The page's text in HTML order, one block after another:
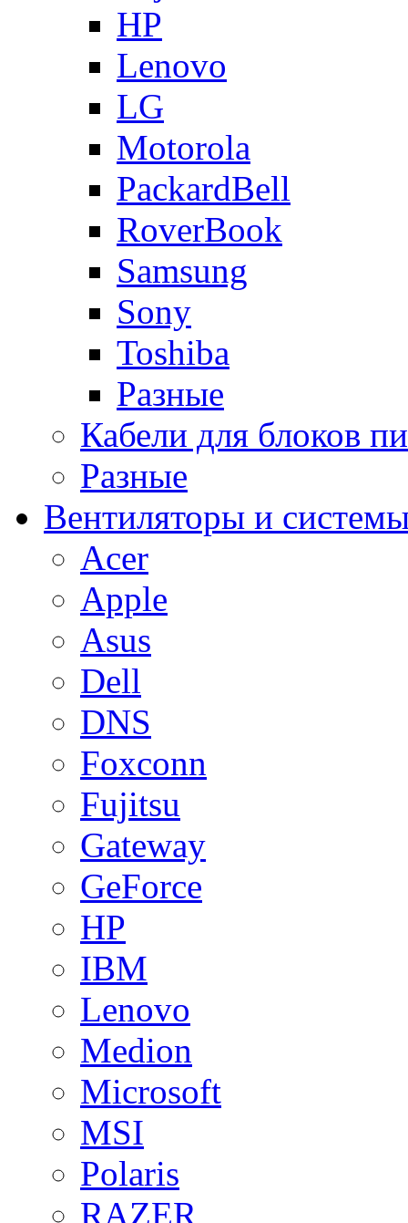
HP
Lenovo
LG
Motorola
PackardBell
RoverBook
Samsung
Sony
Toshiba
Разные
Кабели для блоков
Разные
Вентиляторы и
Acer
Apple
Asus
Dell
DNS
Foxconn
Fujitsu
Gateway
GeForce
HP
IBM
Lenovo
Medion
Microsoft
MSI
Polaris
RAZER